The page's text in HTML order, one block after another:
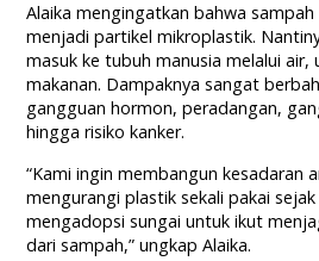
Alaika mengingatkan bahwa
menjadi partikel mikroplastik.
masuk ke tubuh manusia melalui air,
makanan. Dampaknya sangat
gangguan hormon, peradangan,
hingga risiko kanker.
“Kami ingin membangun kesadaran
mengurangi plastik sekali pakai
mengadopsi sungai untuk ikut
dari sampah,” ungkap Alaika.